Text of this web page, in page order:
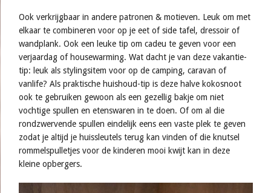
Ook verkrijgbaar in andere patronen & motieven. Leuk om met
elkaar te combineren voor op je eet of side tafel, dressoir of
wandplank. Ook een leuke tip om cadeu te geven voor een
verjaardag of housewarming. Wat dacht je van deze vakantie-
tip: leuk als stylingsitem voor op de camping, caravan of
vanlife? Als praktische huishoud-tip is deze halve kokosnoot
ook te gebruiken gewoon als een gezellig bakje om niet
vochtige spullen en etenswaren in te doen. Of om al die
rondzwervende spullen eindelijk eens een vaste plek te geven
zodat je altijd je huissleutels terug kan vinden of die knutsel
rommelspulletjes voor de kinderen mooi kwijt kan in deze
kleine opbergers.